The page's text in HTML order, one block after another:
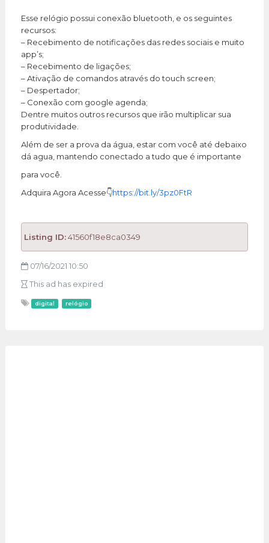
Esse relógio possui conexão bluetooth, e os seguintes
recursos:
– Recebimento de notificações das redes sociais e muito
app’s;
– Recebimento de ligações;
– Ativação de comandos através do touch screen;
– Despertador;
– Conexão com google agenda;
Dentre muitos outros recursos que irão multiplicar sua
produtividade.
Além de ser a prova da água, estar com você até debaixo
dá agua, mantendo conectado a tudo que é importante
para você.
Adquira Agora Acesse👇https://bit.ly/3pz0FtR
Listing ID:41560f18e8ca0349
07/16/2021 10:50
This ad has expired
digital relógio